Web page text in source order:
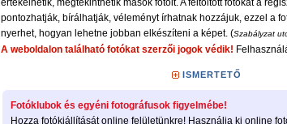
értékelhetik, megtekinthetik mások fotóit. A feltöltött fotókat a
pontozhatják, bírálhatják, véleményt írhatnak hozzájuk, ezzel a
nyerhet, hogyan lehetne jobban elkészíteni a képet. (Szabályzat
A weboldalon található fotókat szerzői jogok védik!
ISMERTETŐ
Fotóklubok és egyéni fotográfusok figyelmébe!
Hozza fotókiállítását online felületünkre! Használja ki online